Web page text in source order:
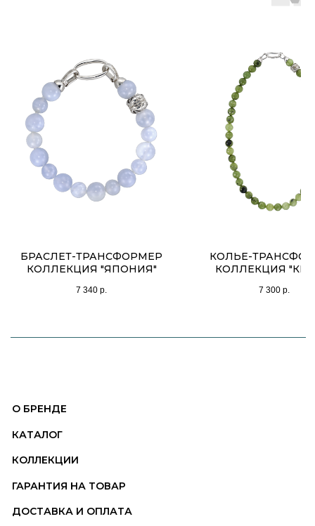
БРАСЛЕТ-ТРАНСФОРМЕР
КОЛЛЕКЦИЯ "ЯПОНИЯ"
7 340 р.
КОЛЬЕ-
КОЛЛЕКЦИЯ
7 300 р.